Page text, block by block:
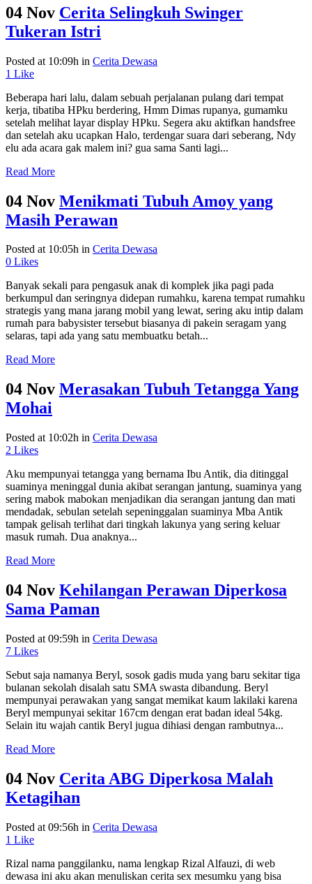
04 Nov Cerita Selingkuh Swinger
Tukeran Istri
Posted at 10:09h in Cerita Dewasa
1 Like
Beberapa hari lalu, dalam sebuah perjalanan pulang dari tempat
kerja, tibatiba HPku berdering, Hmm Dimas rupanya, gumamku
setelah melihat layar display HPku. Segera aku aktifkan handsfree
dan setelah aku ucapkan Halo, terdengar suara dari seberang, Ndy
elu ada acara gak malem ini? gua sama Santi lagi...
Read More
04 Nov Menikmati Tubuh Amoy yang
Masih Perawan
Posted at 10:05h in Cerita Dewasa
0 Likes
Banyak sekali para pengasuk anak di komplek jika pagi pada
berkumpul dan seringnya didepan rumahku, karena tempat rumahku
strategis yang mana jarang mobil yang lewat, sering aku intip dalam
rumah para babysister tersebut biasanya di pakein seragam yang
selaras, tapi ada yang satu membuatku betah...
Read More
04 Nov Merasakan Tubuh Tetangga Yang
Mohai
Posted at 10:02h in Cerita Dewasa
2 Likes
Aku mempunyai tetangga yang bernama Ibu Antik, dia ditinggal
suaminya meninggal dunia akibat serangan jantung, suaminya yang
sering mabok mabokan menjadikan dia serangan jantung dan mati
mendadak, sebulan setelah sepeninggalan suaminya Mba Antik
tampak gelisah terlihat dari tingkah lakunya yang sering keluar
masuk rumah. Dua anaknya...
Read More
04 Nov Kehilangan Perawan Diperkosa
Sama Paman
Posted at 09:59h in Cerita Dewasa
7 Likes
Sebut saja namanya Beryl, sosok gadis muda yang baru sekitar tiga
bulanan sekolah disalah satu SMA swasta dibandung. Beryl
mempunyai perawakan yang sangat memikat kaum lakilaki karena
Beryl mempunyai sekitar 167cm dengan erat badan ideal 54kg.
Selain itu wajah cantik Beryl jugua dihiasi dengan rambutnya...
Read More
04 Nov Cerita ABG Diperkosa Malah
Ketagihan
Posted at 09:56h in Cerita Dewasa
1 Like
Rizal nama panggilanku, nama lengkap Rizal Alfauzi, di web
dewasa ini aku akan menuliskan cerita sex mesumku yang bisa